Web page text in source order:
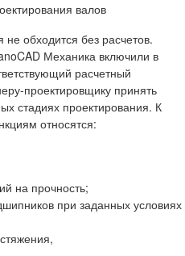
валов
обходится без расчетов.
Механика включили в
расчетный
проектировщику принять
стадиях проектирования. К
относятся:
на прочность;
при заданных условиях